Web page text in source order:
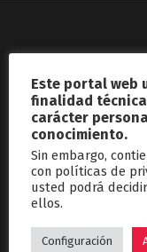
Hyundai
Este portal web
finalidad
carácter
conocimiento.
Sin embargo,
con políticas de
usted podrá
ellos.
Configuración